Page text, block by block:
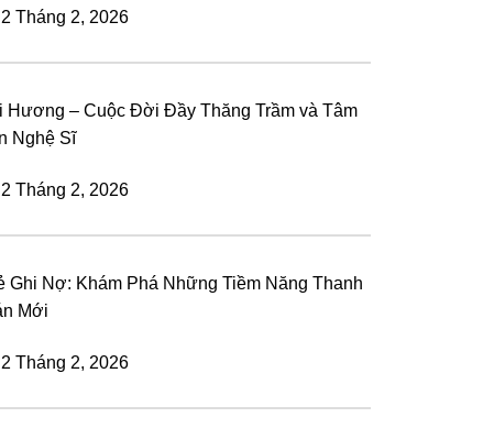
2 Tháng 2, 2026
Hương – Cuộc Đời Đầy Thăng Trầm và Tâm
Nghệ Sĩ
2 Tháng 2, 2026
Ghi Nợ: Khám Phá Những Tiềm Năng Thanh
Mới
2 Tháng 2, 2026